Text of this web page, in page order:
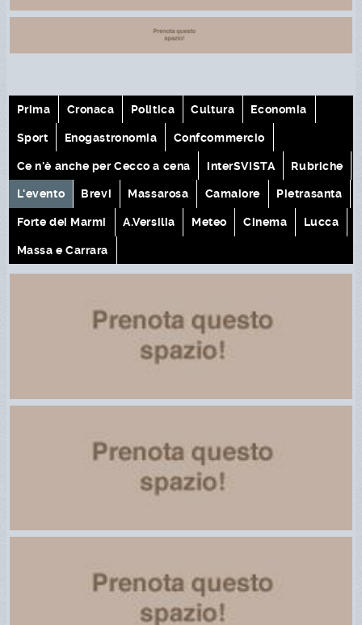
Prima Cronaca Politica Cultura Economia
Sport Enogastronomia Confcommercio
Ce n'è anche per Cecco a cena interSVISTA Rubriche
L'evento Brevi Massarosa Camaiore Pietrasanta
Forte dei Marmi A.Versilia Meteo Cinema Lucca
Massa e Carrara